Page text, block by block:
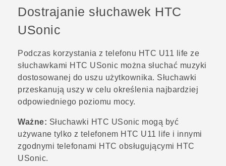
VIVERSE
POMOC TECHNICZNA
Urządzenia i akcesoria HTC
Dostrajanie słuchawek HTC
USonic
Podczas korzystania z telefonu HTC U11 life ze
słuchawkami HTC USonic można słuchać muzyki
dostosowanej do uszu użytkownika. Słuchawki
przeskanują uszy w celu określenia najbardziej
odpowiedniego poziomu mocy.
Ważne: Słuchawki HTC USonic mogą być
używane tylko z telefonem HTC U11 life i innymi
zgodnymi telefonami HTC obsługującymi HTC
USonic.